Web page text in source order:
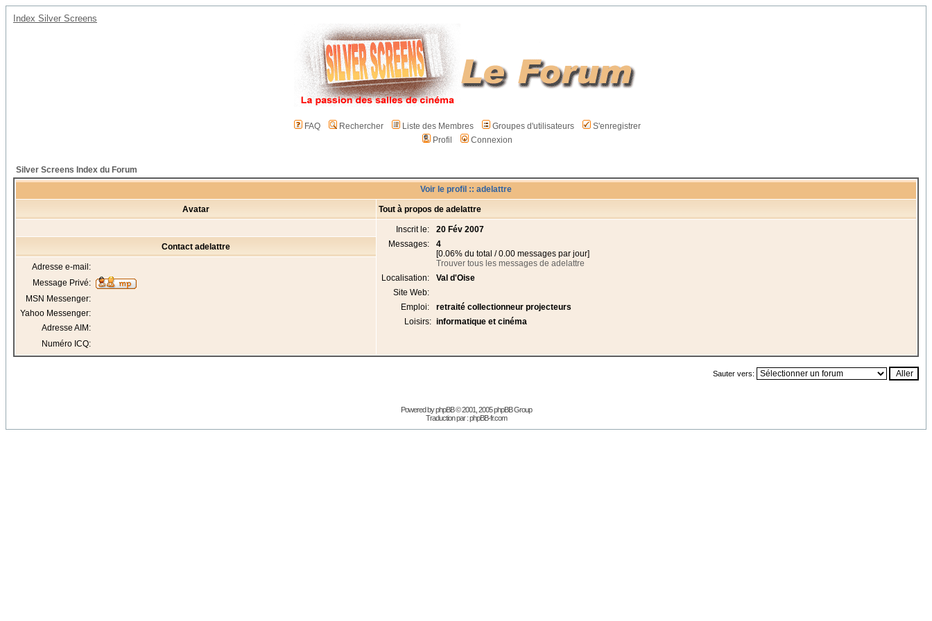
Index Silver Screens
FAQ Rechercher Liste des Membres Groupes d'utilisateurs
S'enregistrer
Profil
Connexion
Silver Screens Index du Forum
Voir le profil :: adelattre
Avatar Tout à propos de adelattre
Inscrit le:
20 Fév 2007
Messages:
4
[0.06% du total / 0.00 messages par jour]
Trouver tous les messages de adelattre
Localisation:
Val d'Oise
Site Web:
Emploi:
retraité collectionneur projecteurs
Loisirs: informatique et cinéma
Contact adelattre
Adresse e-mail:
Message Privé:
MSN Messenger:
Yahoo Messenger:
Adresse AIM:
Numéro ICQ:
Sauter vers:
Powered byphpBB© 2001, 2005 phpBB Group
Traduction par :phpBB-fr.com